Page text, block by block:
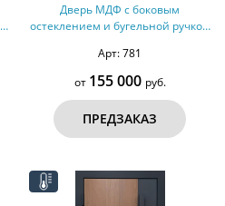
Дверь МДФ с боковым
остеклением и бугельной ручкой
Арт: 781
от 155 000 руб.
ПРЕДЗАКАЗ